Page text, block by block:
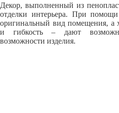
Декор, выполненный из
отделки интерьера. При
оригинальный вид помещения, а
и гибкость – дают
возможности изделия.